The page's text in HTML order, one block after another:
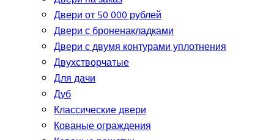
Двери от 50 000 рублей
Двери с броненакладками
Двери с двумя контурами уплотнения
Двухстворчатые
Для дачи
Дуб
Классические двери
Кованые ограждения